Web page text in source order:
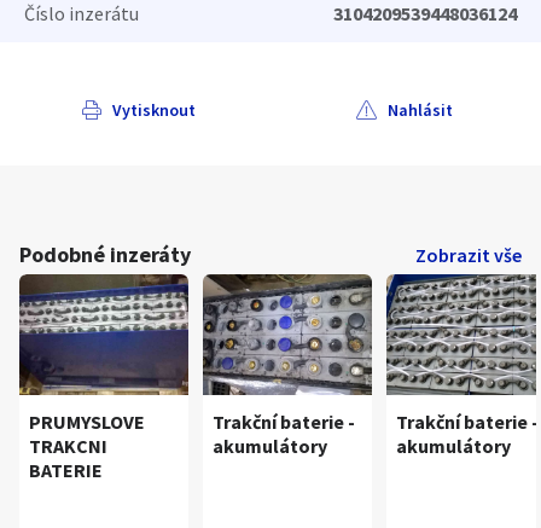
Číslo inzerátu 3104209539448036124
Vytisknout Nahlásit
Podobné inzeráty Zobrazit vše
PRUMYSLOVE
TRAKCNI
BATERIE
Trakční baterie -
akumulátory
Trakční baterie -
akumulátory